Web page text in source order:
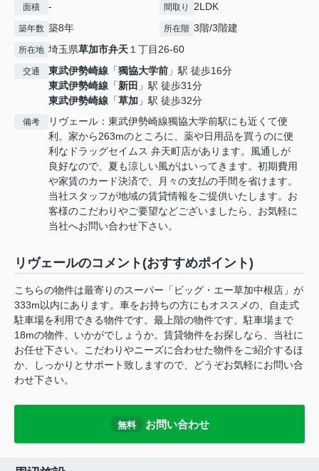
面積 - 間取り 2LDK
築年数 築8年 所在階 3階/3階建
所在地 埼玉県草加市弁天１丁目26-60
交通 東武伊勢崎線 「獨協大学前 」駅 徒歩16分
東武伊勢崎線 「新田 」駅 徒歩31分
東武伊勢崎線 「草加 」駅 徒歩32分
備考
リヴェール：東武伊勢崎線獨協大学前駅にも近くて便
利。家から263mのところに、薬や日用品を買うのに便
利なドラッグセイムス 弁天町店があります。風通しが
良好なので、夏も涼しい風がはいってきます。初期費用
や家賃のカード決済で、月々の支払の手間を省けます。
当社スタッフが地域の賃貸情報をご提供いたします。お
客様のこだわりやご要望などございましたら、お気軽に
当社へお問い合わせ下さい。
リヴェールのコメント(おすすめポイント)
こちらの物件は最寄りのスーパー「ビッグ・エー草加中根店」が
333m以内にあります。車をお持ちの方にもオススメの、自走式
駐車場を利用できる物件です。最上階の物件です。駐車場まで
18mの物件、いかがでしょうか。賃貸物件をお探しなら、当社に
お任せ下さい。こだわりやニーズに合わせた物件をご紹介するほ
か、しっかりとサポート致しますので、どうぞお気軽にお問い合
わせ下さい。
無料 お問い合わせ